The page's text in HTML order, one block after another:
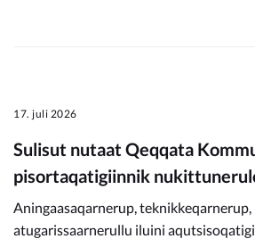
17. juli 2026
Sulisut nutaat Qeqqata
pisortaqatigiinnik
Aningaasaqarnerup,
atugarissaarnerullu iluini